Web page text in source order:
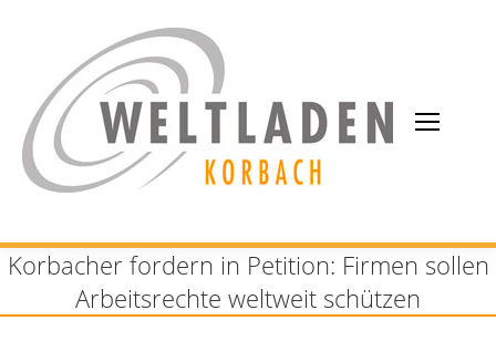
Korbacher fordern in Petition: Firmen sollen
Arbeitsrechte weltweit schützen